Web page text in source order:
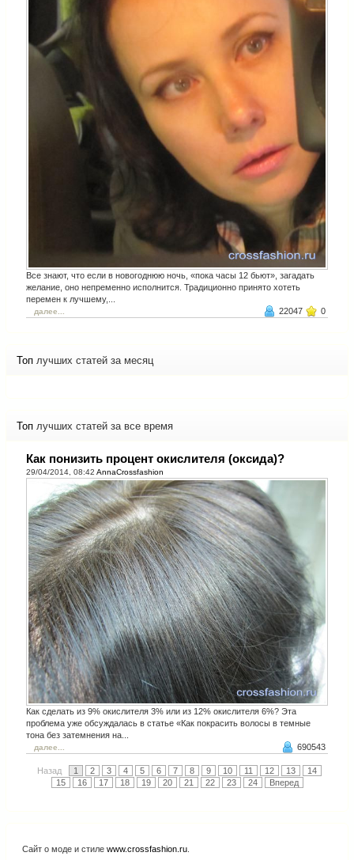
Все знают, что если в новогоднюю ночь, «пока часы 12 бьют», загадать
желание, оно непременно исполнится. Традиционно принято хотеть
перемен к лучшему,...
далее... 22047 0
Топ лучших статей за месяц
Топ лучших статей за все время
Как понизить процент окислителя (оксида)?
29/04/2014, 08:42 AnnaCrossfashion
Как сделать из 9% окислителя 3% или из 12% окислителя 6%? Эта
проблема уже обсуждалась в статье «Как покрасить волосы в темные
тона без затемнения на...
далее... 690543
Назад 1 2 3 4 5 6 7 8 9 10 11 12 13
14
15
16 17 18 19 20 21 22 23 24 Вперед
Сайт о моде и стиле www.crossfashion.ru